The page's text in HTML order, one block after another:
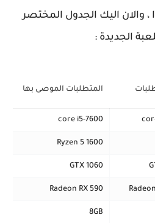
، والان اليك الجدول المختصر
الجديدة :
المتطلبات الموصى بها
core i5-7600
Ryzen 5 1600
GTX 1060
Radeon RX 590
8GB